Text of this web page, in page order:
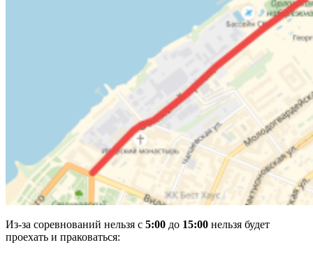
Из-за соревнований нельзя с 5:00 до 15:00 нельзя будет
проехать и праковаться: